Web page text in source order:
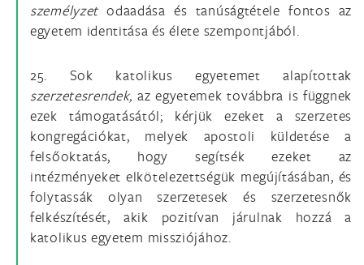
személyzetodaadása és tanúságtétele fontos az
egyetem identitása és élete szempontjából.
25. Sok katolikus egyetemet alapítottak
szerzetesrendek, az egyetemek továbbra is függnek
ezek támogatásától; kérjük ezeket a szerzetes
kongregációkat, melyek apostoli küldetése a
felsőoktatás, hogy segítsék ezeket az
intézményeket elkötelezettségük megújításában, és
folytassák olyan szerzetesek és szerzetesnők
felkészítését, akik pozitívan járulnak hozzá a
katolikus egyetem missziójához.